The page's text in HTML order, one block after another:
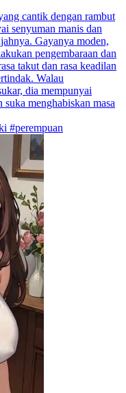
cantik dengan rambut
senyuman manis dan
Gayanya moden,
pengembaraan dan
takut dan rasa keadilan
Walau
dia mempunyai
menghabiskan masa
#perempuan